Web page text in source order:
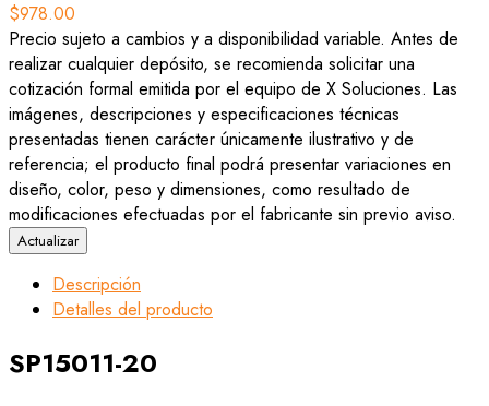
$978.00
Precio sujeto a cambios y a disponibilidad variable. Antes de
realizar cualquier depósito, se recomienda solicitar una
cotización formal emitida por el equipo de X Soluciones. Las
imágenes, descripciones y especificaciones técnicas
presentadas tienen carácter únicamente ilustrativo y de
referencia; el producto final podrá presentar variaciones en
diseño, color, peso y dimensiones, como resultado de
modificaciones efectuadas por el fabricante sin previo aviso.
Descripción
Detalles del producto
SP15011-20